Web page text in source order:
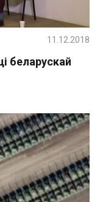
беларускай
11.12.2018